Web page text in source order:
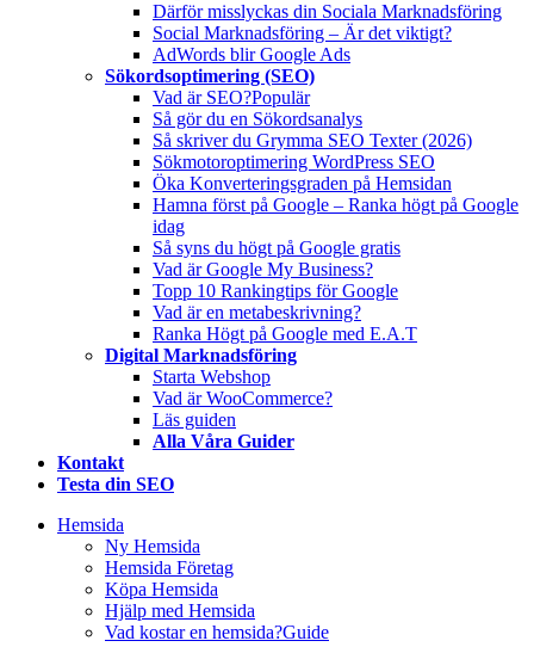
Därför misslyckas din Sociala Marknadsföring
Social Marknadsföring – Är det viktigt?
AdWords blir Google Ads
Sökordsoptimering (SEO)
Vad är SEO?Populär
Så gör du en Sökordsanalys
Så skriver du Grymma SEO Texter (2026)
Sökmotoroptimering WordPress SEO
Öka Konverteringsgraden på Hemsidan
Hamna först på Google – Ranka högt på Google
idag
Så syns du högt på Google gratis
Vad är Google My Business?
Topp 10 Rankingtips för Google
Vad är en metabeskrivning?
Ranka Högt på Google med E.A.T
Digital Marknadsföring
Starta Webshop
Vad är WooCommerce?
Läs guiden
Alla Våra Guider
Kontakt
Testa din SEO
Hemsida
Ny Hemsida
Hemsida Företag
Köpa Hemsida
Hjälp med Hemsida
Vad kostar en hemsida?Guide